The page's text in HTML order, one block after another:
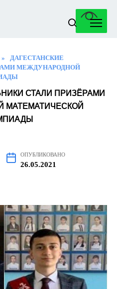
»
ДАГЕСТАНСКИЕ
МЕЖДУНАРОДНОЙ
СТАЛИ ПРИЗЁРАМИ
МАТЕМАТИЧЕСКОЙ
ОПУБЛИКОВАНО
26.05.2021